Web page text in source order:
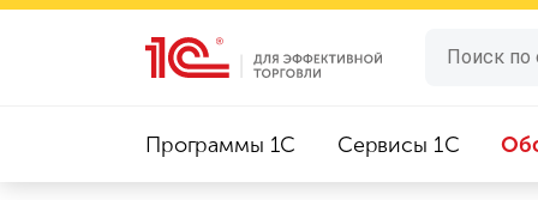
Программы 1C Сервисы 1C